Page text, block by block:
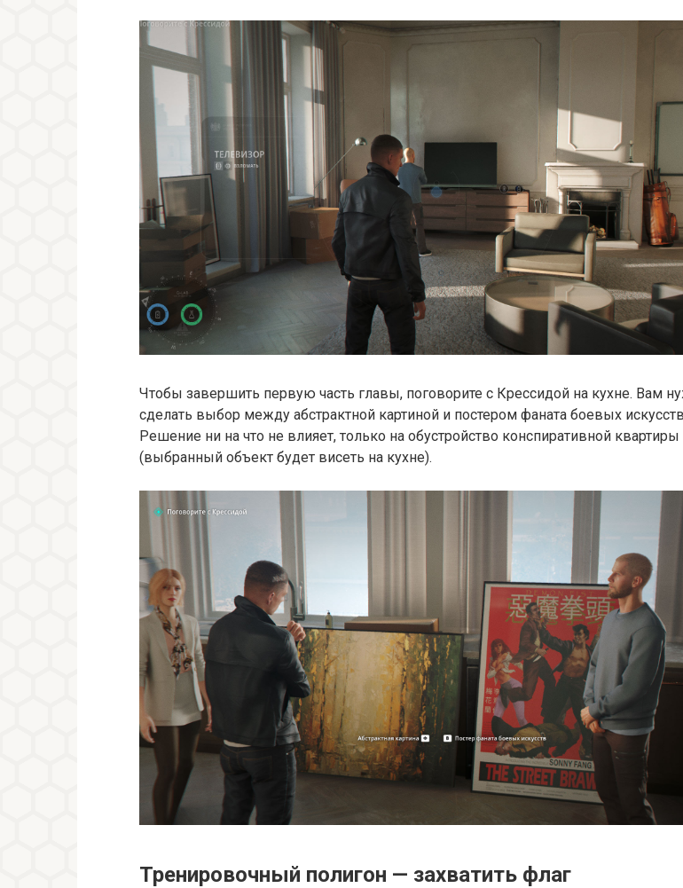
Чтобы завершить первую часть главы, поговорите с Крессидой на кухне. Вам
сделать выбор между абстрактной картиной и постером фаната боевых
Решение ни на что не влияет, только на обустройство конспиративной квартиры
(выбранный объект будет висеть на кухне).
Тренировочный полигон — захватить флаг